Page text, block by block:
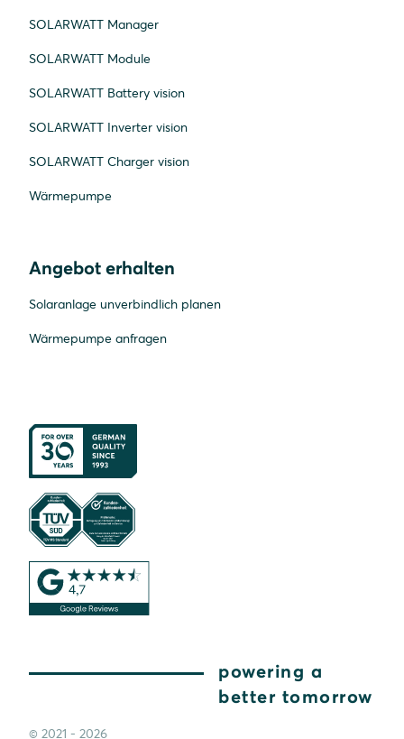
SOLARWATT Manager
SOLARWATT Module
SOLARWATT Battery vision
SOLARWATT Inverter vision
SOLARWATT Charger vision
Wärmepumpe
Angebot erhalten
Solaranlage unverbindlich planen
Wärmepumpe anfragen
powering a
better tomorrow
© 2021 - 2026